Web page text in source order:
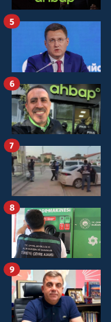
5
6
7
8
9